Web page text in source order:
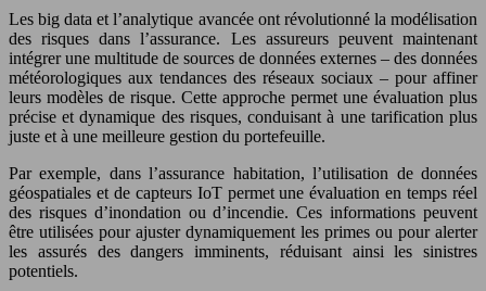
Les big data et l’analytique avancée ont révolutionné la modélisation
des risques dans l’assurance. Les assureurs peuvent maintenant
intégrer une multitude de sources de données externes – des données
météorologiques aux tendances des réseaux sociaux – pour affiner
leurs modèles de risque. Cette approche permet une évaluation plus
précise et dynamique des risques, conduisant à une tarification plus
juste et à une meilleure gestion du portefeuille.
Par exemple, dans l’assurance habitation, l’utilisation de données
géospatiales et de capteurs IoT permet une évaluation en temps réel
des risques d’inondation ou d’incendie. Ces informations peuvent
être utilisées pour ajuster dynamiquement les primes ou pour alerter
les assurés des dangers imminents, réduisant ainsi les sinistres
potentiels.